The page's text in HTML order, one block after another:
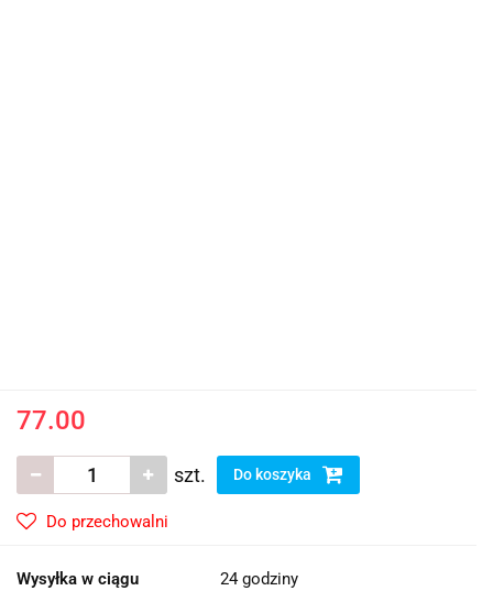
77.00
szt. Do koszyka
Do przechowalni
Wysyłka w ciągu 24 godziny